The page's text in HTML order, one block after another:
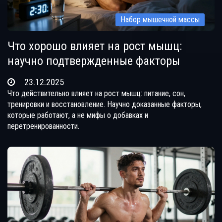
Набор мышечной массы
Что хорошо влияет на рост мышц:
научно подтвержденные факторы
23.12.2025
Что действительно влияет на рост мышц: питание, сон,
тренировки и восстановление. Научно доказанные факторы,
которые работают, а не мифы о добавках и
перетренированности.